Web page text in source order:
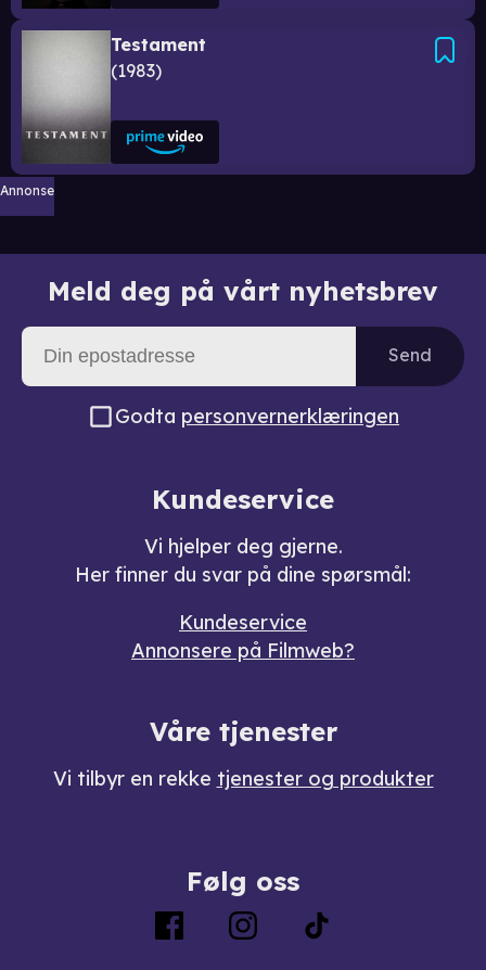
Testament
1983
Annonse
Meld deg på vårt nyhetsbrev
Send
Godta personvernerklæringen
Kundeservice
Vi hjelper deg gjerne.
Her finner du svar på dine spørsmål:
Kundeservice
Annonsere på Filmweb?
Våre tjenester
Vi tilbyr en rekke tjenester og produkter
Følg oss